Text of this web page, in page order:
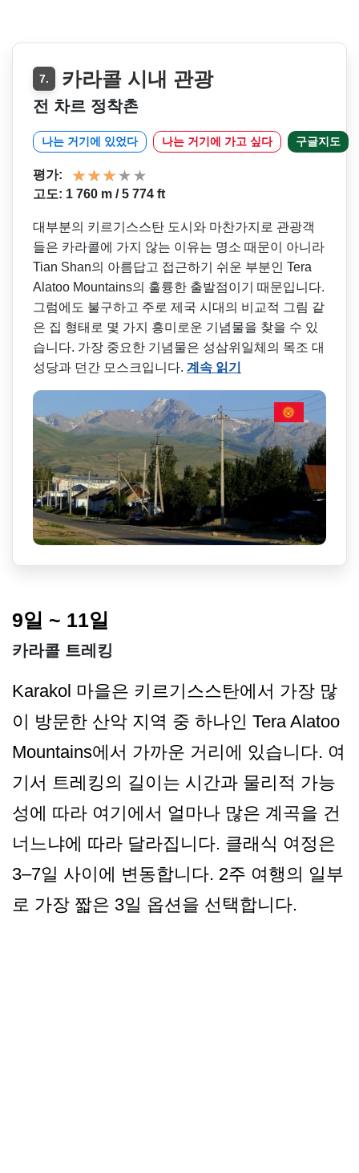
7. 카라콜 시내 관광
전 차르 정착촌
나는 거기에 있었다 나는 거기에 가고 싶다 구글지도
평가:
고도: 1 760 m / 5 774 ft
대부분의 키르기스스탄 도시와 마찬가지로 관광객
들은 카라콜에 가지 않는 이유는 명소 때문이 아니라
Tian Shan의 아름답고 접근하기 쉬운 부분인 Tera
Alatoo Mountains의 훌륭한 출발점이기 때문입니다.
그럼에도 불구하고 주로 제국 시대의 비교적 그림 같
은 집 형태로 몇 가지 흥미로운 기념물을 찾을 수 있
습니다. 가장 중요한 기념물은 성삼위일체의 목조 대
성당과 던간 모스크입니다. 계속 읽기
9일 ~ 11일
카라콜 트레킹
Karakol 마을은 키르기스스탄에서 가장 많
이 방문한 산악 지역 중 하나인 Tera Alatoo
Mountains에서 가까운 거리에 있습니다. 여
기서 트레킹의 길이는 시간과 물리적 가능
성에 따라 여기에서 얼마나 많은 계곡을 건
너느냐에 따라 달라집니다. 클래식 여정은
3–7일 사이에 변동합니다. 2주 여행의 일부
로 가장 짧은 3일 옵션을 선택합니다.